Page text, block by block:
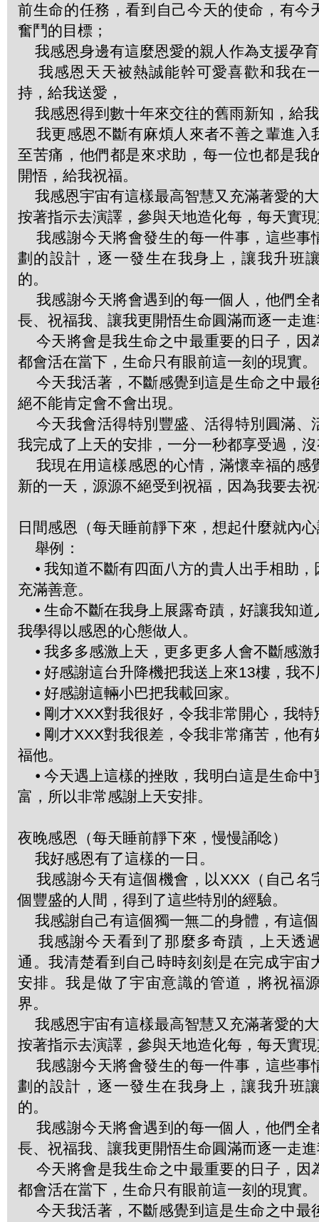
前生命的任務，看到自己今天的使命，有今
奮鬥的目標；
我感恩身邊有這麼恩愛的親人作為支援孕
我感恩天天被熱誠能幹可愛喜歡和我在
持，給我送愛，
我感恩得到數十年來交往的舊雨新知，給
我更感恩不斷有麻煩人來者不善之輩進入
至苦痛，他們都是來求助，每一位也都是我
開悟，給我祝福。
我感恩宇宙有這樣最高智慧又充滿著愛的
按著指示去演譯，參與天地造化每，每天實
我感謝今天將會發生的每一件事，這些事
劃的設計，逐一發生在我身上，讓我升班
的。
我感謝今天將會遇到的每一個人，他們全
長、祝福我、讓我更開悟生命圓滿而逐一走
今天將會是我生命之中最重要的日子，因
都會活在當下，生命只有眼前這一刻的現實。
今天我活著，不斷感覺到這是生命之中最
絕不能肯定會不會出現。
今天我會活得特別豐盛、活得特別圓滿、
我完成了上天的安排，一分一秒都享受過，
我現在用這樣感恩的心情，滿懷幸福的感
新的一天，源源不絕受到祝福，因為我要去
日間感恩（每天睡前靜下來，想起什麼就內
舉例：
⦁ 我知道不斷有四面八方的貴人出手相助，
充滿善意。
⦁ 生命不斷在我身上展露奇蹟，好讓我知道
我學得以感恩的心態做人。
⦁ 我多多感激上天，更多更多人會不斷感激
⦁ 好感謝這台升降機把我送上來13樓，我
⦁ 好感謝這輛小巴把我載回家。
⦁ 剛才XXX對我很好，令我非常開心，我特
⦁ 剛才XXX對我很差，令我非常痛苦，他有
福他。
⦁ 今天遇上這樣的挫敗，我明白這是生命中
富，所以非常感謝上天安排。
夜晚感恩（每天睡前靜下來，慢慢誦唸）
我好感恩有了這樣的一日。
我感謝今天有這個機會，以XXX（自己名
個豐盛的人間，得到了這些特別的經驗。
我感謝自己有這個獨一無二的身體，有這
我感謝今天看到了那麼多奇蹟，上天透
通。我清楚看到自己時時刻刻是在完成宇宙
安排。我是做了宇宙意識的管道，將祝福
界。
我感恩宇宙有這樣最高智慧又充滿著愛的
按著指示去演譯，參與天地造化每，每天實
我感謝今天將會發生的每一件事，這些事
劃的設計，逐一發生在我身上，讓我升班
的。
我感謝今天將會遇到的每一個人，他們全
長、祝福我、讓我更開悟生命圓滿而逐一走
今天將會是我生命之中最重要的日子，因
都會活在當下，生命只有眼前這一刻的現實。
今天我活著，不斷感覺到這是生命之中最